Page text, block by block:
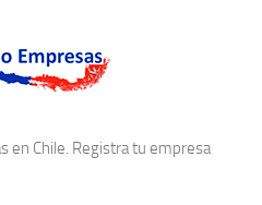
en Chile. Registra tu empresa